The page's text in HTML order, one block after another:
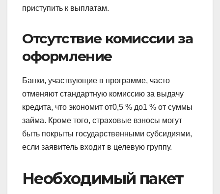
приступить к выплатам.
Отсутствие комиссии за
оформление
Банки, участвующие в программе, часто
отменяют стандартную комиссию за выдачу
кредита, что экономит от0,5 % до1 % от суммы
займа. Кроме того, страховые взносы могут
быть покрыты государственными субсидиями,
если заявитель входит в целевую группу.
Необходимый пакет